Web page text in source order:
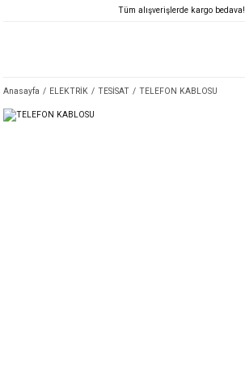
Tüm alışverişlerde kargo bedava!
Anasayfa ELEKTRİK TESİSAT TELEFON KABLOSU